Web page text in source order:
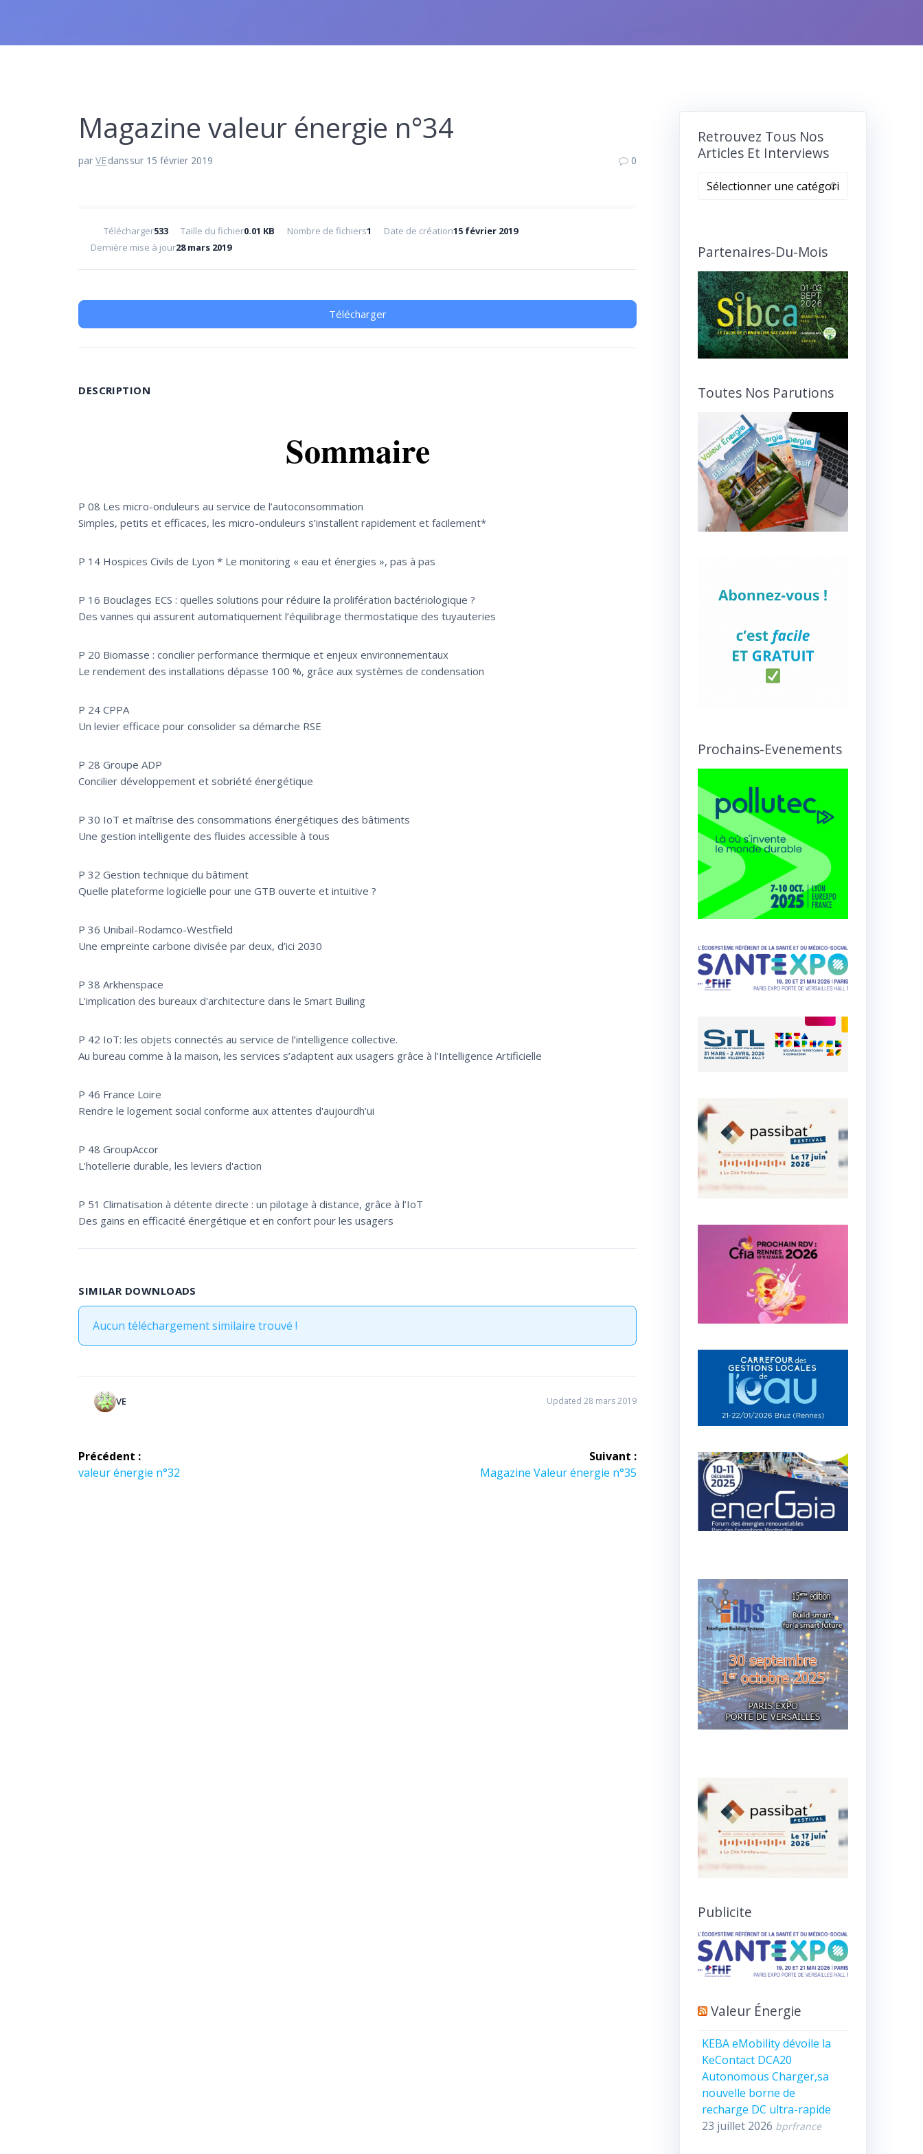
Magazine valeur énergie n°34
parVEdanssur 15 février 2019 0
Télécharger533 Taille du fichier0.01 KB Nombre de fichiers1 Date de création15 février 2019
Dernière mise à jour28 mars 2019
Télécharger
DESCRIPTION
Sommaire
P 08 Les micro-onduleurs au service de l’autoconsommation
Simples, petits et efficaces, les micro-onduleurs s’installent rapidement et facilement*
P 14 Hospices Civils de Lyon * Le monitoring « eau et énergies », pas à pas
P 16 Bouclages ECS : quelles solutions pour réduire la prolifération bactériologique ?
Des vannes qui assurent automatiquement l’équilibrage thermostatique des tuyauteries
P 20 Biomasse : concilier performance thermique et enjeux environnementaux
Le rendement des installations dépasse 100 %, grâce aux systèmes de condensation
P 24 CPPA
Un levier efficace pour consolider sa démarche RSE
P 28 Groupe ADP
Concilier développement et sobriété énergétique
P 30 IoT et maîtrise des consommations énergétiques des bâtiments
Une gestion intelligente des fluides accessible à tous
P 32 Gestion technique du bâtiment
Quelle plateforme logicielle pour une GTB ouverte et intuitive ?
P 36 Unibail-Rodamco-Westfield
Une empreinte carbone divisée par deux, d’ici 2030
P 38 Arkhenspace
L'implication des bureaux d'architecture dans le Smart Builing
P 42 IoT: les objets connectés au service de l’intelligence collective.
Au bureau comme à la maison, les services s’adaptent aux usagers grâce à l’Intelligence Artificielle
P 46 France Loire
Rendre le logement social conforme aux attentes d'aujourdh'ui
P 48 GroupAccor
L'hotellerie durable, les leviers d'action
P 51 Climatisation à détente directe : un pilotage à distance, grâce à l’IoT
Des gains en efficacité énergétique et en confort pour les usagers
SIMILAR DOWNLOADS
Aucun téléchargement similaire trouvé !
VE Updated 28 mars 2019
Navigation
de
Précédent :
Article
valeur énergie n°32
Suivant :
Article
Magazine Valeur énergie n°35
Retrouvez Tous Nos
Articles Et Interviews
Retrouvez
et
Partenaires-Du-Mois
Toutes Nos Parutions
Prochains-Evenements
Publicite
Valeur Énergie
KEBA eMobility dévoile la
KeContact DCA20
Autonomous Charger,sa
nouvelle borne de
recharge DC ultra-rapide
23 juillet 2026 bprfrance